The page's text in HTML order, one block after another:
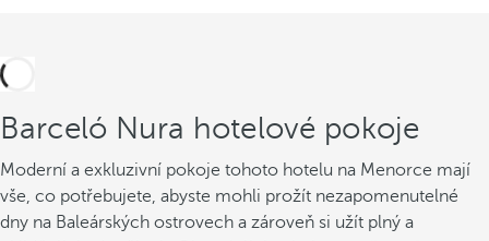
Barceló Nura hotelové pokoje
Moderní a exkluzivní pokoje tohoto hotelu na Menorce mají
vše, co potřebujete, abyste mohli prožít nezapomenutelné
dny na Baleárských ostrovech a zároveň si užít plný a